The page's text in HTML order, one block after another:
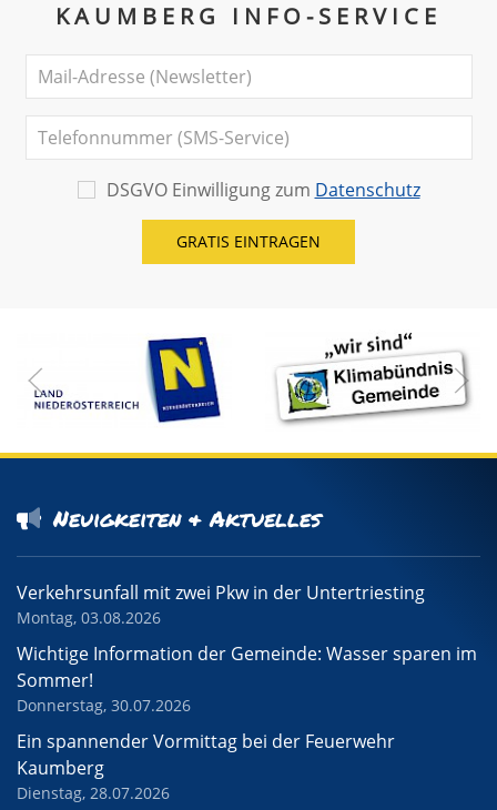
KAUMBERG INFO-SERVICE
DSGVO Einwilligung zum Datenschutz
Neuigkeiten & Aktuelles
Verkehrsunfall mit zwei Pkw in der Untertriesting
Montag, 03.08.2026
Wichtige Information der Gemeinde: Wasser sparen im
Sommer!
Donnerstag, 30.07.2026
Ein spannender Vormittag bei der Feuerwehr
Kaumberg
Dienstag, 28.07.2026